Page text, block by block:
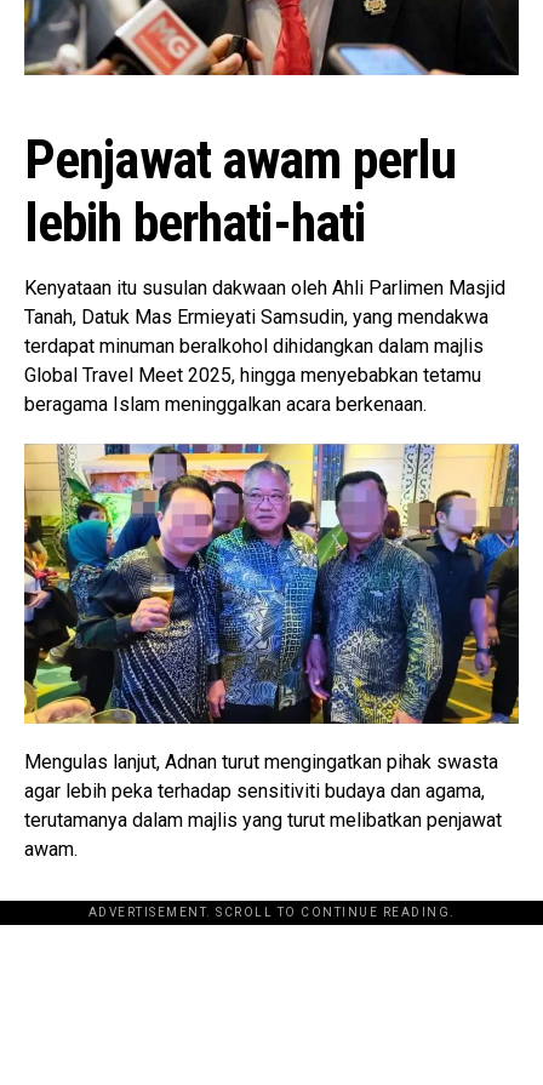
Penjawat awam perlu
lebih berhati-hati
Kenyataan itu susulan dakwaan oleh Ahli Parlimen Masjid
Tanah, Datuk Mas Ermieyati Samsudin, yang mendakwa
terdapat minuman beralkohol dihidangkan dalam majlis
Global Travel Meet 2025, hingga menyebabkan tetamu
beragama Islam meninggalkan acara berkenaan.
Mengulas lanjut, Adnan turut mengingatkan pihak swasta
agar lebih peka terhadap sensitiviti budaya dan agama,
terutamanya dalam majlis yang turut melibatkan penjawat
awam.
ADVERTISEMENT. SCROLL TO CONTINUE READING.